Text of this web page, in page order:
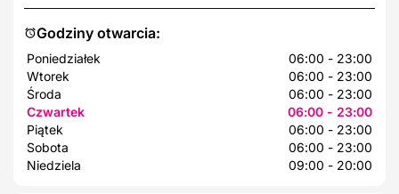
Godziny otwarcia:
Poniedziałek
06:00 - 23:00
Wtorek
06:00 - 23:00
Środa
06:00 - 23:00
Czwartek
06:00 - 23:00
Piątek
06:00 - 23:00
Sobota
06:00 - 23:00
Niedziela
09:00 - 20:00